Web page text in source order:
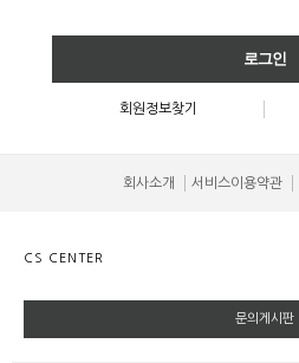
회원정보찾기
회사소개 서비스이용약관
CS CENTER
문의게시판